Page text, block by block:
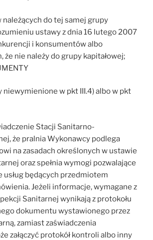
do tej samej grupy
ustawy z dnia 16 lutego 2007
i konsumentów albo
że nie należy do grupy kapitałowej;
niewymienione w pkt III.4) albo w pkt
Stacji Sanitarno-
że pralnia Wykonawcy podlega
na zasadach określonych w ustawie
oraz spełnia wymogi pozwalające
usług będących przedmiotem
Jeżeli informacje, wymagane z
Sanitarnej wynikają z protokołu
dokumentu wystawionego przez
zamiast zaświadczenia
załączyć protokół kontroli albo inny